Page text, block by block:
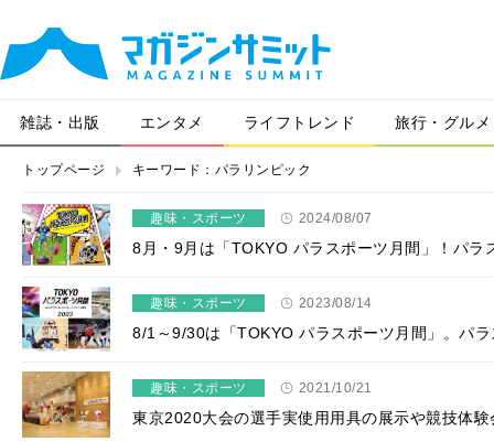
雑誌・出版 エンタメ ライフトレンド 旅行・グルメ
トップページ キーワード：パラリンピック
趣味・スポーツ 2024/08/07
8月・9月は「TOKYO パラスポーツ月間」！パ
趣味・スポーツ 2023/08/14
8/1～9/30は「TOKYO パラスポーツ月間」。パ
趣味・スポーツ 2021/10/21
東京2020大会の選手実使用用具の展示や競技体